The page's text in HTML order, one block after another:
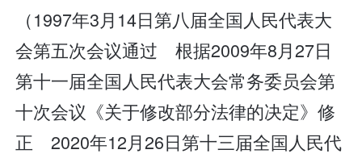
（1997年3月14日第八届全国人民代表大
会第五次会议通过 根据2009年8月27日
第十一届全国人民代表大会常务委员会第
十次会议《关于修改部分法律的决定》修
正 2020年12月26日第十三届全国人民代